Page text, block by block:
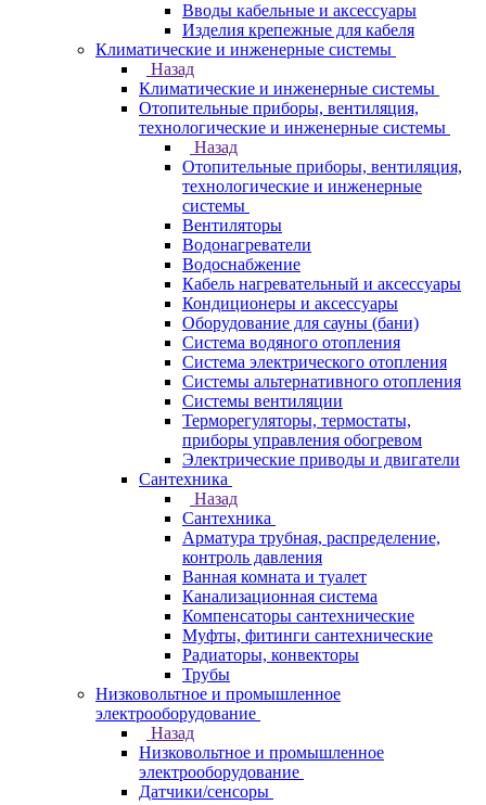
Вводы кабельные и аксессуары
Изделия крепежные для кабеля
Климатические и инженерные системы
Назад
Климатические и инженерные системы
Отопительные приборы, вентиляция,
технологические и инженерные системы
Назад
Отопительные приборы, вентиляция,
технологические и инженерные
системы
Вентиляторы
Водонагреватели
Водоснабжение
Кабель нагревательный и аксессуары
Кондиционеры и аксессуары
Оборудование для сауны (бани)
Система водяного отопления
Система электрического отопления
Системы альтернативного отопления
Системы вентиляции
Терморегуляторы, термостаты,
приборы управления обогревом
Электрические приводы и двигатели
Сантехника
Назад
Сантехника
Арматура трубная, распределение,
контроль давления
Ванная комната и туалет
Канализационная система
Компенсаторы сантехнические
Муфты, фитинги сантехнические
Радиаторы, конвекторы
Трубы
Низковольтное и промышленное
электрооборудование
Назад
Низковольтное и промышленное
электрооборудование
Датчики/сенсоры